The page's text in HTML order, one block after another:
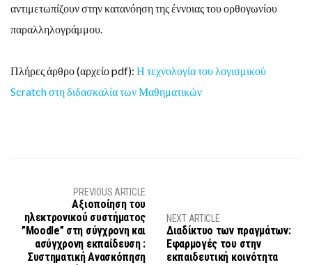
αντιμετωπίζουν στην κατανόηση της έννοιας του ορθογωνίου
παραλληλογράμμου.
Πλήρες άρθρο (αρχείο pdf): Η τεχνολογία του λογισμικού
Scratch στη διδασκαλία των Μαθηματικών
PREVIOUS ARTICLE
Αξιοποίηση του
ηλεκτρονικού συστήματος
”Moodle” στη σύγχρονη και
ασύγχρονη εκπαίδευση :
Συστηματική Ανασκόπηση
NEXT ARTICLE
Διαδίκτυο των πραγμάτων:
Εφαρμογές του στην
εκπαιδευτική κοινότητα